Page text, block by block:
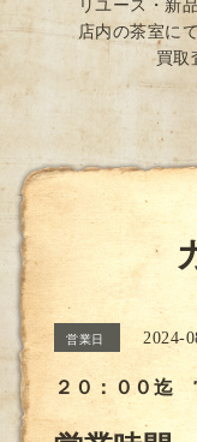
リユース・新
店内の茶室に
買取
営業日 2024-
２０：００迄